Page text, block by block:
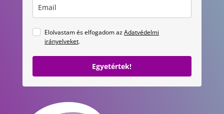
Elolvastam és elfogadom azAdatvédelmi
irányelveket.
Egyetértek!